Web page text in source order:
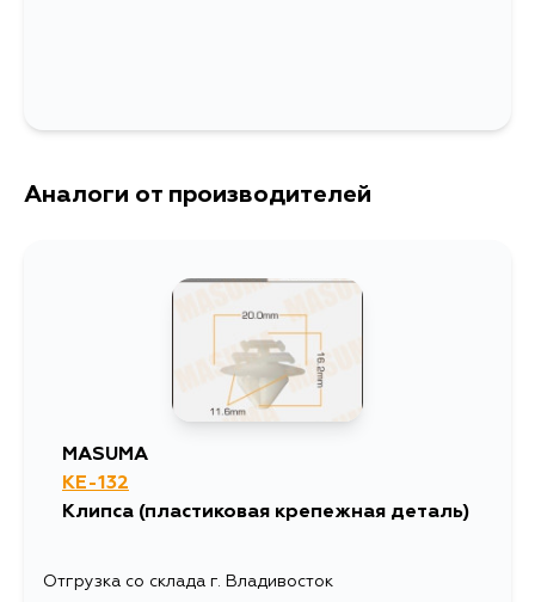
Аналоги от производителей
MASUMA
KE-132
Клипса (пластиковая крепежная деталь)
Отгрузка со склада г. Владивосток